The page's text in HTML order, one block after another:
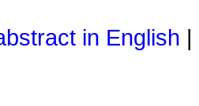
in English